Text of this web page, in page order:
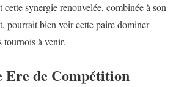
cette synergie renouvelée, combinée à son
pourrait bien voir cette paire dominer
tournois à venir.
Ere de Compétition